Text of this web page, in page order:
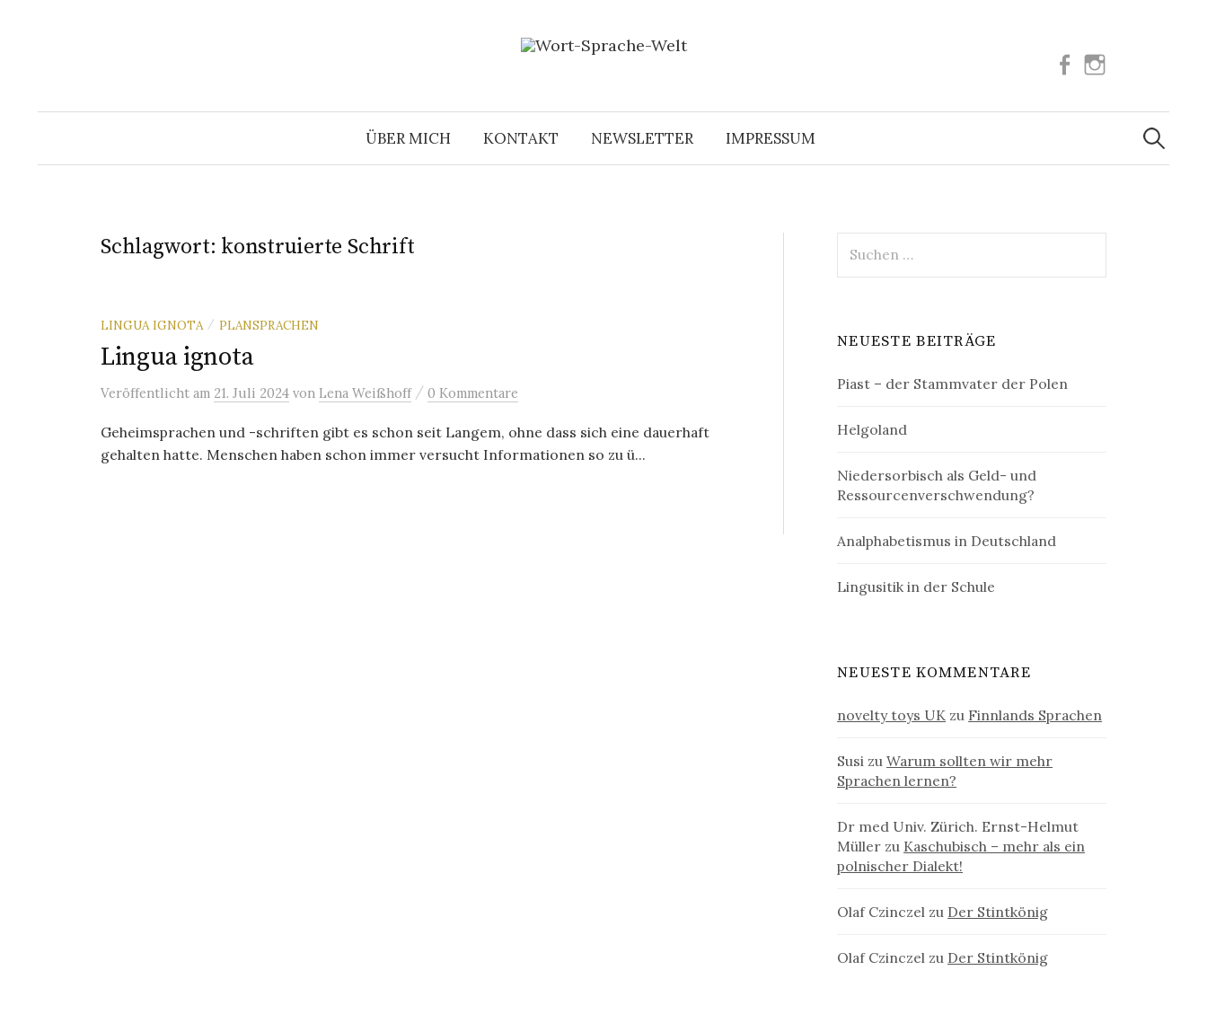
Facebook
ÜBER MICH KONTAKT NEWSLETTER IMPRESSUM
Suchen
nach:
Schlagwort: konstruierte Schrift
LINGUA IGNOTA / PLANSPRACHEN
Lingua ignota
Veröffentlicht am 21. Juli 2024 von Lena Weißhoff / 0 Kommentare
Geheimsprachen und -schriften gibt es schon seit Langem, ohne dass sich eine dauerhaft
gehalten hatte. Menschen haben schon immer versucht Informationen so zu ü...
nach:
NEUESTE BEITRÄGE
Piast – der Stammvater der Polen
Helgoland
Niedersorbisch als Geld- und
Ressourcenverschwendung?
Analphabetismus in Deutschland
Lingusitik in der Schule
NEUESTE KOMMENTARE
novelty toys UK zu Finnlands Sprachen
Susi zuWarum sollten wir mehr
Sprachen lernen?
Dr med Univ. Zürich. Ernst-Helmut
Müller zu Kaschubisch – mehr als ein
polnischer Dialekt!
Olaf Czinczel zu Der Stintkönig
Olaf Czinczel zu Der Stintkönig